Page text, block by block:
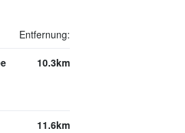
Entfernung:
10.3km
11.6km